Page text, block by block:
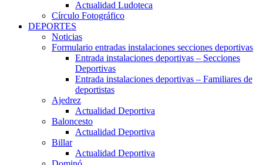
Actualidad Ludoteca
Círculo Fotográfico
DEPORTES
Noticias
Formulario entradas instalaciones secciones deportivas
Entrada instalaciones deportivas – Secciones
Deportivas
Entrada instalaciones deportivas – Familiares de
deportistas
Ajedrez
Actualidad Deportiva
Baloncesto
Actualidad Deportiva
Billar
Actualidad Deportiva